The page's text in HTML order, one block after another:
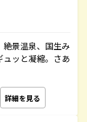
景温泉、国生み
ッと凝縮。さあ
詳細を見る